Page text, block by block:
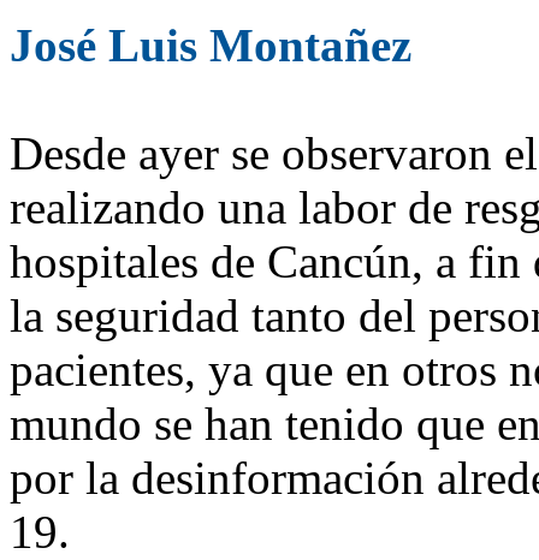
José Luis Montañez
Desde ayer se observaron
realizando una labor de
hospitales de Cancún, a fin
la seguridad tanto del
pacientes, ya que en otros
mundo se han tenido que
por la desinformación
19.